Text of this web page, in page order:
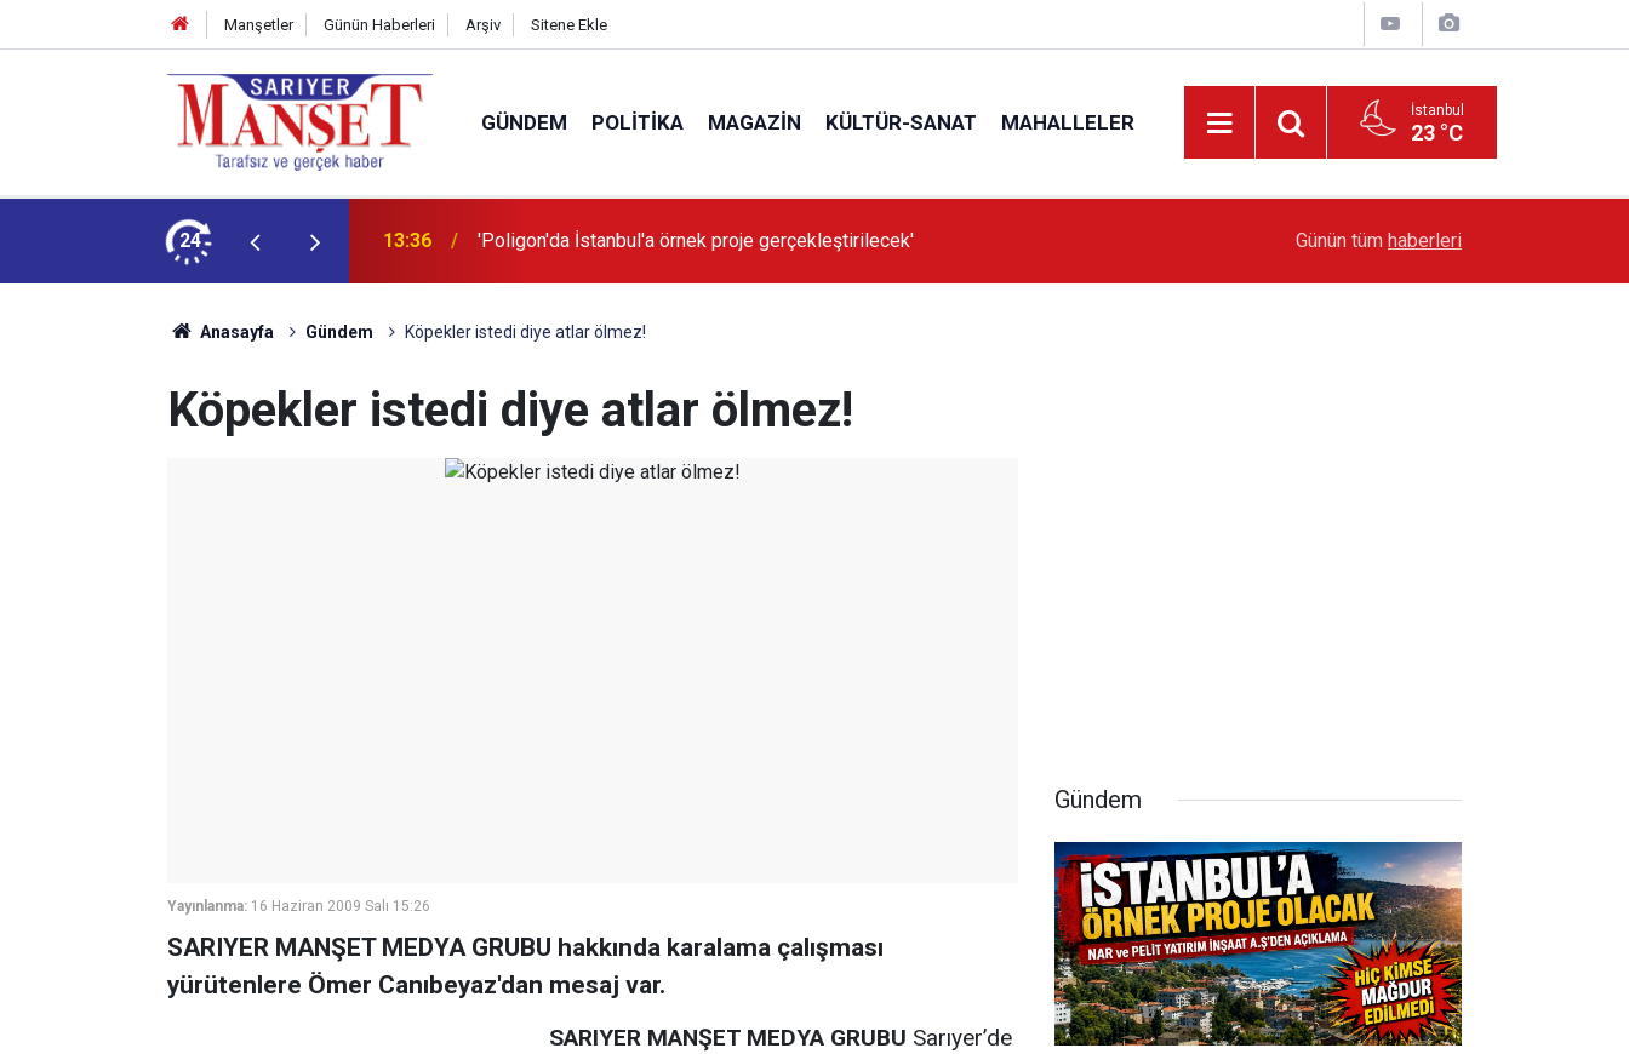
Manşetler Günün Haberleri Arşiv Sitene Ekle
GÜNDEM POLITIKA MAGAZIN KÜLTÜR-SANAT MAHALLELER İstanbul
23 °C
24 13:36 'Poligon'da İstanbul'a örnek proje gerçekleştirilecek' Sarıyer’de Edebiyat Rüzgârı Esecek
Günün tüm haberleri
Anasayfa Gündem Köpekler istedi diye atlar ölmez!
Köpekler istedi diye atlar ölmez!
Yayınlanma: 16 Haziran 2009 Salı 15:26
SARIYER MANŞET MEDYA GRUBU hakkında karalama çalışması
yürütenlere Ömer Canıbeyaz'dan mesaj var.
SARIYER MANŞET MEDYA GRUBU Sarıyer’de
Gündem